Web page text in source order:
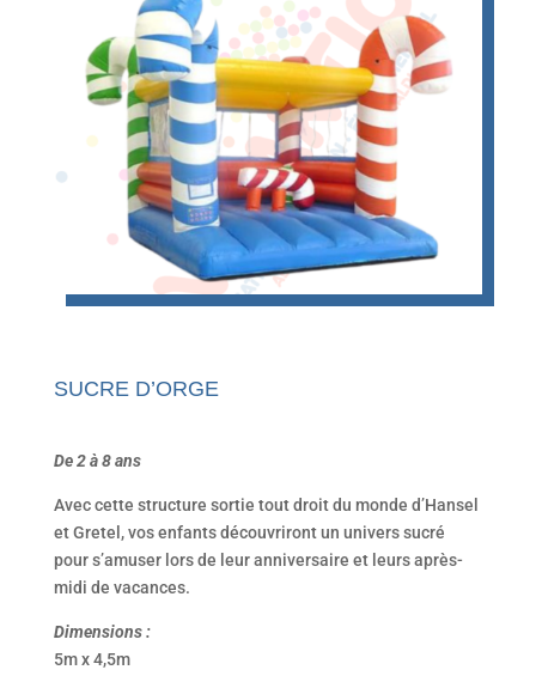
SUCRE D’ORGE
De 2 à 8 ans
Avec cette structure sortie tout droit du monde d’Hansel
et Gretel, vos enfants découvriront un univers sucré
pour s’amuser lors de leur anniversaire et leurs après-
midi de vacances.
Dimensions :
5m x 4,5m